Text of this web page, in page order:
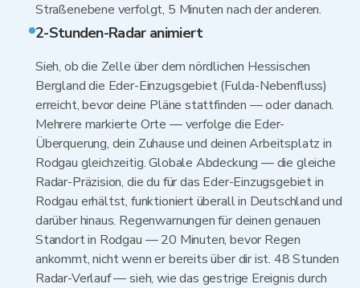
Straßenebene verfolgt, 5 Minuten nach der anderen.
2-Stunden-Radar animiert
Sieh, ob die Zelle über dem nördlichen Hessischen
Bergland die Eder-Einzugsgebiet (Fulda-Nebenfluss)
erreicht, bevor deine Pläne stattfinden — oder danach.
Mehrere markierte Orte — verfolgе die Eder-
Überquerung, dein Zuhause und deinen Arbeitsplatz in
Rodgau gleichzeitig. Globale Abdeckung — die gleiche
Radar-Präzision, die du für das Eder-Einzugsgebiet in
Rodgau erhältst, funktioniert überall in Deutschland und
darüber hinaus. Regenwarnungen für deinen genauen
Standort in Rodgau — 20 Minuten, bevor Regen
ankommt, nicht wenn er bereits über dir ist. 48 Stunden
Radar-Verlauf — sieh, wie das gestrige Ereignis durch